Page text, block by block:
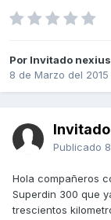
Por Invitado nexius
8 de Marzo del 2015
Publicado
Hola compañeros
Superdin 300 que
trescientos